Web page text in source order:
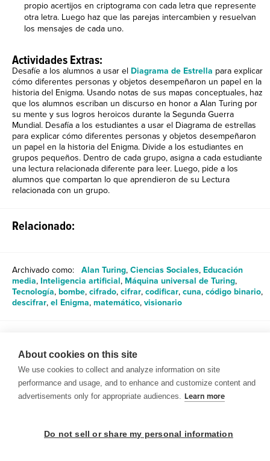
propio acertijos en criptograma con cada letra que represente
otra letra. Luego haz que las parejas intercambien y resuelvan
los mensajes de cada uno.
Actividades Extras:
Desafíe a los alumnos a usar el Diagrama de Estrella para explicar
cómo diferentes personas y objetos desempeñaron un papel en la
historia del Enigma. Usando notas de sus mapas conceptuales, haz
que los alumnos escriban un discurso en honor a Alan Turing por
su mente y sus logros heroicos durante la Segunda Guerra
Mundial. Desafía a los estudiantes a usar el Diagrama de estrellas
para explicar cómo diferentes personas y objetos desempeñaron
un papel en la historia del Enigma. Divide a los estudiantes en
grupos pequeños. Dentro de cada grupo, asigna a cada estudiante
una lectura relacionada diferente para leer. Luego, pide a los
alumnos que compartan lo que aprendieron de su Lectura
relacionada con un grupo.
Relacionado:
Archivado como: Alan Turing, Ciencias Sociales, Educación
media, Inteligencia artificial, Máquina universal de Turing,
Tecnología, bombe, cifrado, cifrar, codificar, cuna, código binario,
descifrar, el Enigma, matemático, visionario
About cookies on this site
We use cookies to collect and analyze information on site
performance and usage, and to enhance and customize content and
advertisements only for appropriate audiences. Learn more
Do not sell or share my personal information